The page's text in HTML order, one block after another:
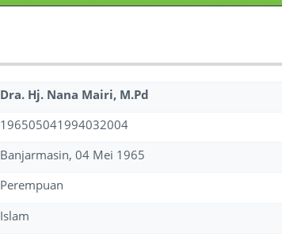
Dra. Hj. Nana Mairi, M.Pd
196505041994032004
Banjarmasin, 04 Mei 1965
Perempuan
Islam